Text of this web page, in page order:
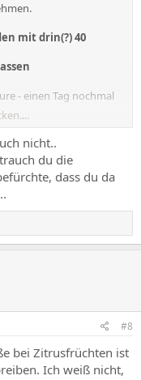
mit drin(?) 40
- einen Tag nochmal
eine gute Sorte ist -
nicht..
du die
dass du da
#8
bei Zitrusfrüchten ist
Ich weiß nicht,